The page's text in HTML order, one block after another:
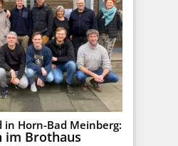
in Horn-Bad Meinberg:
im Brothaus